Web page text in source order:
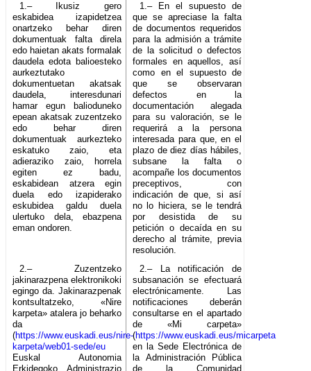
1.– Ikusiz gero
eskabidea izapidetzea
onartzeko behar diren
dokumentuak falta direla
edo haietan akats formalak
daudela edota balioesteko
aurkeztutako
dokumentuetan akatsak
daudela, interesdunari
hamar egun balioduneko
epean akatsak zuzentzeko
edo behar diren
dokumentuak aurkezteko
eskatuko zaio, eta
adieraziko zaio, horrela
egiten ez badu,
eskabidean atzera egin
duela edo izapiderako
eskubidea galdu duela
ulertuko dela, ebazpena
eman ondoren.
1.– En el supuesto de
que se apreciase la falta
de documentos requeridos
para la admisión a trámite
de la solicitud o defectos
formales en aquellos, así
como en el supuesto de
que se observaran
defectos en la
documentación alegada
para su valoración, se le
requerirá a la persona
interesada para que, en el
plazo de diez días hábiles,
subsane la falta o
acompañe los documentos
preceptivos, con
indicación de que, si así
no lo hiciera, se le tendrá
por desistida de su
petición o decaída en su
derecho al trámite, previa
resolución.
2.– Zuzentzeko
jakinarazpena elektronikoki
egingo da. Jakinarazpenak
kontsultatzeko, «Nire
karpeta» atalera jo beharko
da
(https://www.euskadi.eus/nire-
karpeta/web01-sede/eu
Euskal Autonomia
Erkidegoko Administrazio
2.– La notificación de
subsanación se efectuará
electrónicamente. Las
notificaciones deberán
consultarse en el apartado
de «Mi carpeta»
(https://www.euskadi.eus/micarpeta
en la Sede Electrónica de
la Administración Pública
de la Comunidad